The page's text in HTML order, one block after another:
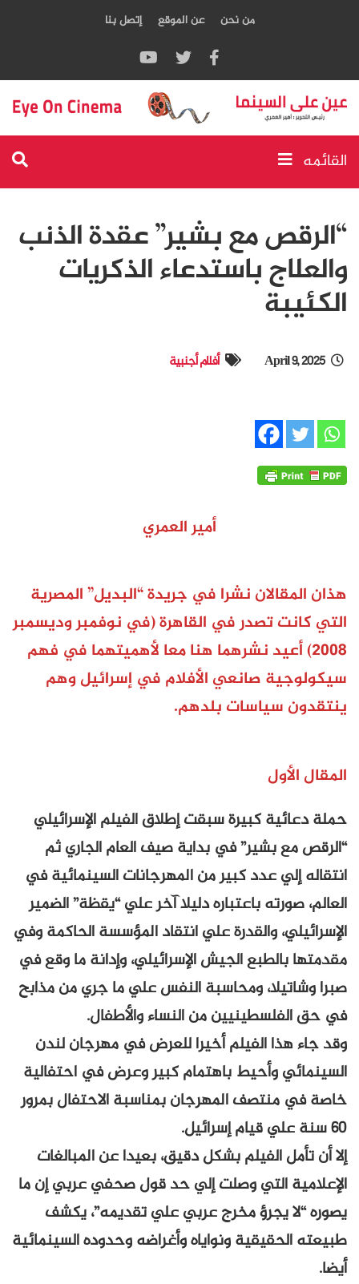
من نحن عن الموقع إتصل بنا
القائمه
“الرقص مع بشير” عقدة الذنب
والعلاج باستدعاء الذكريات
الكئيبة
April 9, 2025 أفلام أجنبية
أمير العمري
هذان المقالان نشرا في جريدة “البديل” المصرية
التي كانت تصدر في القاهرة (في نوفمبر وديسمبر
2008) أعيد نشرهما هنا معا لأهميتهما في فهم
سيكولوجية صانعي الأفلام في إسرائيل وهم
ينتقدون سياسات بلدهم.
المقال الأول
حملة دعائية كبيرة سبقت إطلاق الفيلم الإسرائيلي
“الرقص مع بشير” في بداية صيف العام الجاري ثم
انتقاله إلي عدد كبير من المهرجانات السينمائية في
العالم، صورته باعتباره دليلا آخر علي “يقظة” الضمير
الإسرائيلي، والقدرة علي انتقاد المؤسسة الحاكمة وفي
مقدمتها بالطبع الجيش الإسرائيلي، وإدانة ما وقع في
صبرا وشاتيلا، ومحاسبة النفس علي ما جري من مذابح
في حق الفلسطينيين من النساء والأطفال.
وقد جاء هذا الفيلم أخيرا للعرض في مهرجان لندن
السينمائي وأحيط باهتمام كبير وعرض في احتفالية
خاصة في منتصف المهرجان بمناسبة الاحتفال بمرور
60 سنة علي قيام إسرائيل.
إلا أن تأمل الفيلم بشكل دقيق، بعيدا عن المبالغات
الإعلامية التي وصلت إلي حد قول صحفي عربي إن ما
يصوره “لا يجرؤ مخرج عربي علي تقديمه”، يكشف
طبيعته الحقيقية ونواياه وأغراضه وحدوده السينمائية
أيضا.